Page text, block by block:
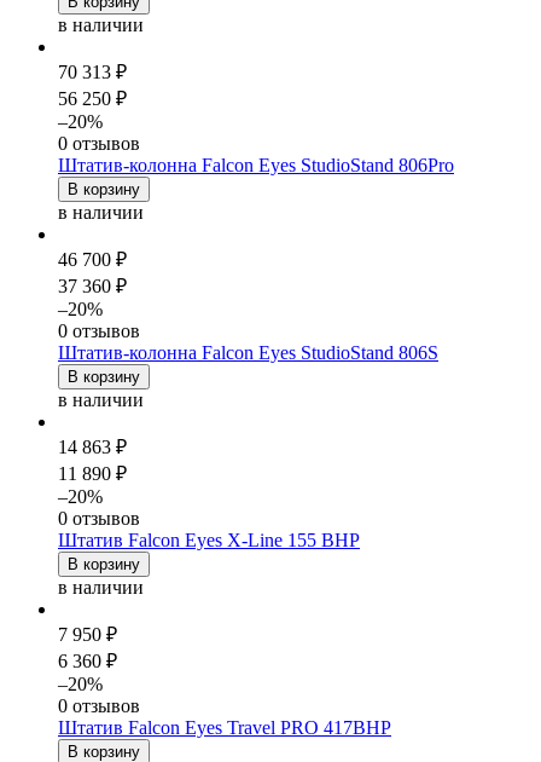
в наличии
70 313 ₽
56 250 ₽
–20%
0 отзывов
Штатив-колонна Falcon Eyes StudioStand 806Pro
В корзину
в наличии
46 700 ₽
37 360 ₽
–20%
0 отзывов
Штатив-колонна Falcon Eyes StudioStand 806S
В корзину
в наличии
14 863 ₽
11 890 ₽
–20%
0 отзывов
Штатив Falcon Eyes X-Line 155 BHP
В корзину
в наличии
7 950 ₽
6 360 ₽
–20%
0 отзывов
Штатив Falcon Eyes Travel PRO 417BHP
В корзину